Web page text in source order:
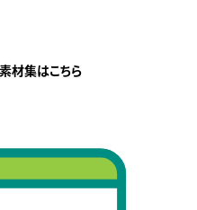
材集はこちら